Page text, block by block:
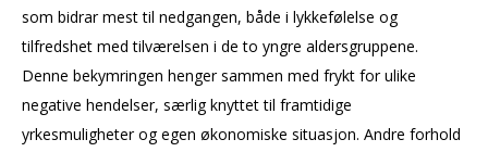
som bidrar mest til nedgangen, både i lykkefølelse og
tilfredshet med tilværelsen i de to yngre aldersgruppene.
Denne bekymringen henger sammen med frykt for ulike
negative hendelser, særlig knyttet til framtidige
yrkesmuligheter og egen økonomiske situasjon. Andre forhold